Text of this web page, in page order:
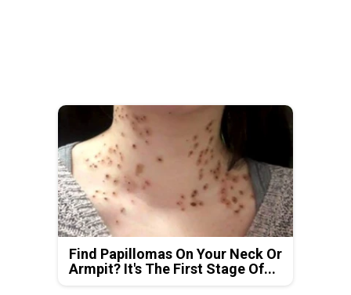
Find Papillomas On Your Neck Or
Armpit? It's The First Stage Of...